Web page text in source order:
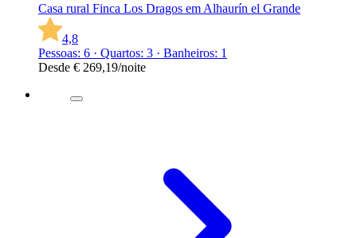
Casa rural Finca Los Dragos em Alhaurín el Grande
4,8
Pessoas: 6 · Quartos: 3 · Banheiros: 1
Desde € 269,19/noite